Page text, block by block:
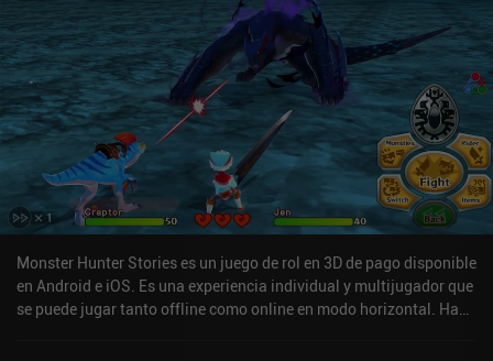
Monster Hunter Stories es un juego de rol en 3D de pago disponible
en Android e iOS. Es una experiencia individual y multijugador que
se puede jugar tanto offline como online en modo horizontal. Ha